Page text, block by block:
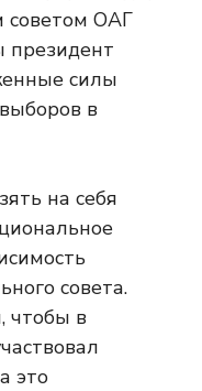
советом ОАГ
президент
силы
в
на себя
совета.
чтобы в
это